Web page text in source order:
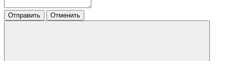
Отправить Отменить